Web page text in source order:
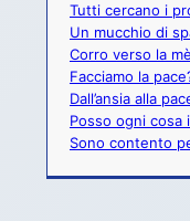
Tutti cercano i
Un mucchio di
Corro verso la
Facciamo la
Dall’ansia alla
Posso ogni cosa
Sono contento